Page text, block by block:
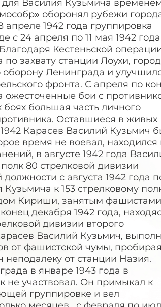
Василия Кузьмича
оборонял рубежи
1942 года группировка
с 24 апреля по 11 мая 1942 года
Кестеньской
захвату станции Лоухи,
Ленинграда и
фронта. С апреля по
ожесточенные бои с
большая часть личного
Оставшиеся в живых
Карасев Василий Кузьмич
время не воевал, находился
в августе 1942 года
80 стрелковой дивизии
с августа 1942 года
к 153 стрелковому
Кириши, занятым
декабря 1942 года,
дивизии второго
Василий Кузьмич,
от фашистской чумы,
от станции Назия.
в январе 1943 года в
не участвовал. Он примыкал к
группировке и вел